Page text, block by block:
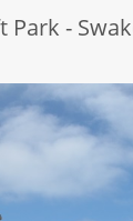
Park -